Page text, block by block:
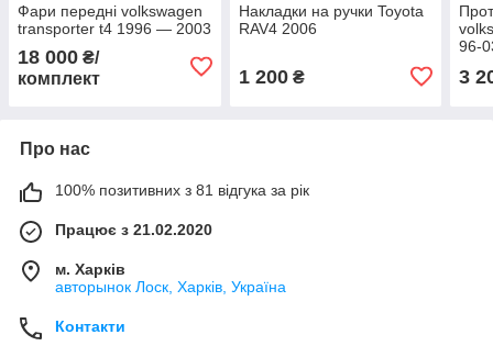
Фари передні volkswagen
transporter t4 1996 — 2003
18 000 ₴/
комплект
Накладки на ручки Toyota
RAV4 2006
1 200₴
96-
3
Про нас
100% позитивних з 81 відгука за рік
Працює з 21.02.2020
м. Харків
авторынок Лоск, Харків, Україна
Контакти